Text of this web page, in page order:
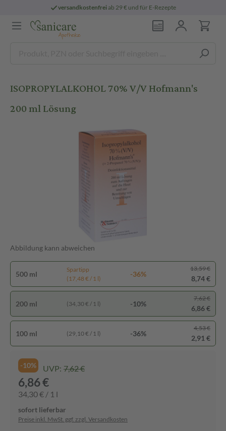
versandkostenfreiab 29 € und für E-Rezepte
ISOPROPYLALKOHOL 70% V/V Hofmann's
200 ml Lösung
Abbildung kann abweichen
500 ml
Spartipp
(17,48 € / 1 l)
-36%
13,59 €
8,74 €
200 ml (34,30 € / 1 l) -10%
7,62 €
6,86 €
100 ml (29,10 € / 1 l) -36%
4,53 €
2,91 €
-10% UVP: 7,62 €
6,86 €
34,30 € / 1 l
sofort lieferbar
Preise inkl. MwSt. ggf. zzgl. Versandkosten